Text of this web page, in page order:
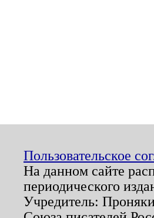
Пользовательское
На данном сайте
периодического
Учредитель: